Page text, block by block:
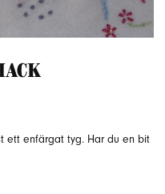
ett enfärgat tyg. Har du en bit